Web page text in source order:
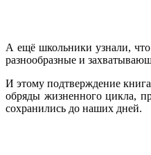
А ещё школьники узнали,
разнообразные и
И этому подтверждение
обряды жизненного цикла,
сохранились до наших дней.